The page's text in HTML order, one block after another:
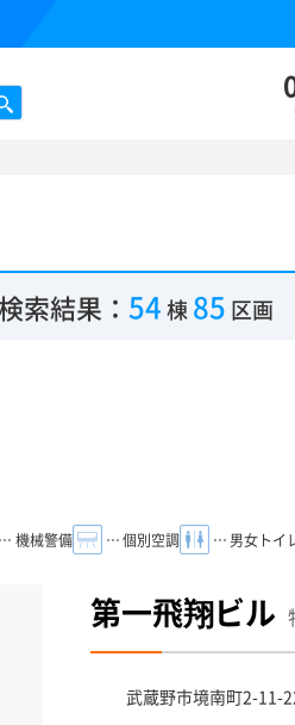
索結果： 54棟 85 区画
… 機械警備 … 個別空調 … 男女トイ
第一飛翔ビル
武蔵野市境南町2-11-